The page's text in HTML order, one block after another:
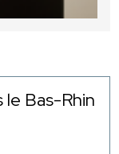
Bas-Rhin